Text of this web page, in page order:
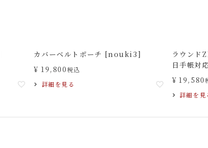
カバーベルトポーチ [nouki3]
¥ 19,800税込
詳細を見る
ラウンド
日手帳対
¥ 19,580
詳細を見